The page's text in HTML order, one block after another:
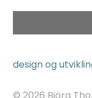
© 2026 Björg
design og